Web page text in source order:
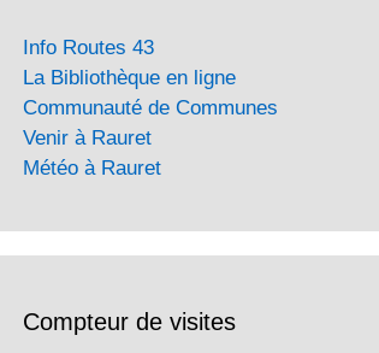
Info Routes 43
La Bibliothèque en ligne
Communauté de Communes
Venir à Rauret
Météo à Rauret
Compteur de visites